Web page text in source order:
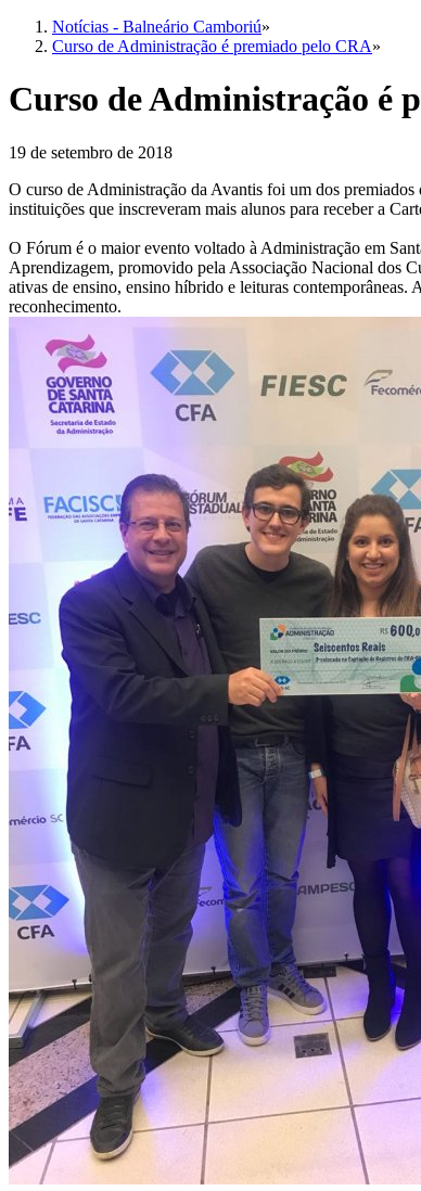
Notícias - Balneário Camboriú»
Curso de Administração é premiado pelo CRA»
Curso de Administração é
19 de setembro de 2018
O curso de Administração da Avantis foi um dos
instituições que inscreveram mais alunos para receber a
O Fórum é o maior evento voltado à Administração em
Aprendizagem, promovido pela Associação Nacional dos
ativas de ensino, ensino híbrido e leituras
reconhecimento.